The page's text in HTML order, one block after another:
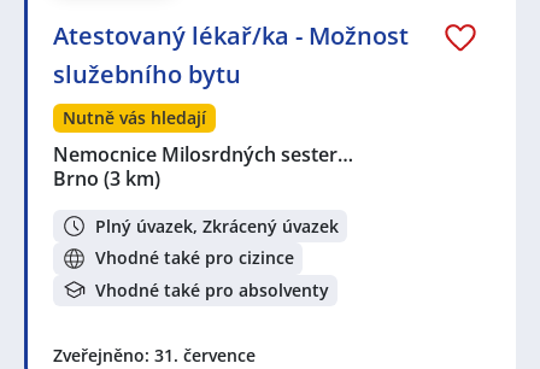
Atestovaný lékař/ka - Možnost
služebního bytu
Nutně vás hledají
Nemocnice Milosrdných sester…
Brno (3 km)
Plný úvazek, Zkrácený úvazek
Vhodné také pro cizince
Vhodné také pro absolventy
Zveřejněno: 31. července